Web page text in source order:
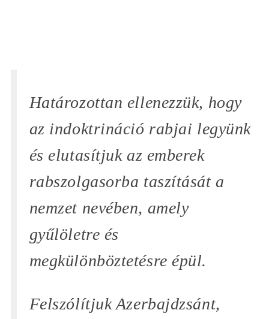
Határozottan ellenezzük, hogy
az indoktrináció rabjai legyünk
és elutasítjuk az emberek
rabszolgasorba taszítását a
nemzet nevében, amely
gyűlöletre és
megkülönböztetésre épül.
Felszólítjuk Azerbajdzsánt,